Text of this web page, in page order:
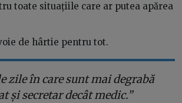
toate situațiile care ar putea apărea
de hârtie pentru tot.
zile în care sunt mai degrabă
și secretar decât medic.”